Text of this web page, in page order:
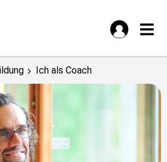
Ich als Coach